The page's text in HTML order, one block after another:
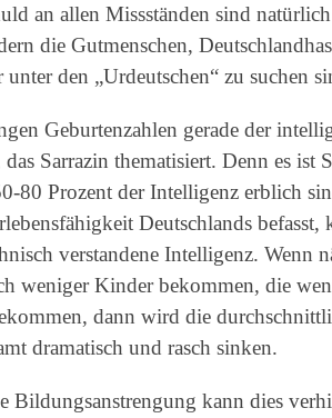
an allen Missständen sind
die Gutmenschen,
den „Urdeutschen“ zu suchen
Geburtenzahlen gerade der
Sarrazin thematisiert. Denn es ist
80 Prozent der Intelligenz erblich
Deutschlands befasst,
verstandene Intelligenz. Wenn
weniger Kinder bekommen, die
dann wird die
dramatisch und rasch sinken.
Bildungsanstrengung kann dies